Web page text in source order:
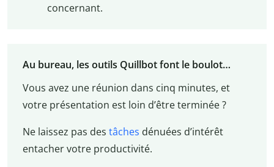
concernant.
Au bureau, les outils Quillbot font le boulot…
Vous avez une réunion dans cinq minutes, et
votre présentation est loin d’être terminée ?
Ne laissez pas des tâches dénuées d’intérêt
entacher votre productivité.